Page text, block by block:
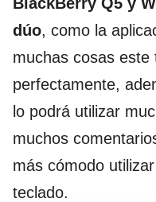
dúo, como la
muchas cosas este
perfectamente,
lo podrá utilizar
muchos
más cómodo
teclado.